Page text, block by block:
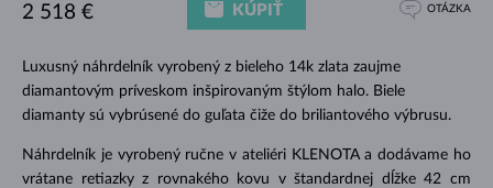
Luxusný náhrdelník vyrobený z bieleho 14k zlata zaujme
diamantovým príveskom inšpirovaným štýlom halo. Biele
diamanty sú vybrúsené do guľata čiže do briliantového výbrusu.
Náhrdelník je vyrobený ručne v ateliéri KLENOTA a dodávame ho
vrátane retiazky z rovnakého kovu v štandardnej dĺžke 42 cm
2 518 € KÚPIŤ OTÁZKA